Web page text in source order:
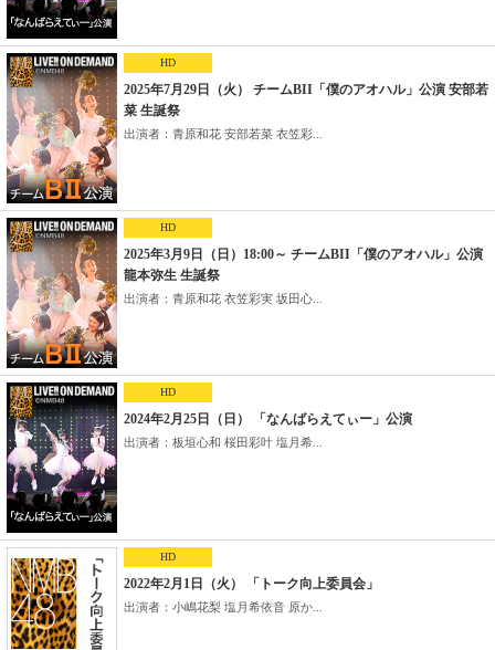
HD
2025年7月29日（火） チームBII「僕のアオハル」公演 安部若
菜 生誕祭
出演者：青原和花 安部若菜 衣笠彩...
HD
2025年3月9日（日）18:00～ チームBII「僕のアオハル」公演
龍本弥生 生誕祭
出演者：青原和花 衣笠彩実 坂田心...
HD
2024年2月25日（日） 「なんばらえてぃー」公演
出演者：板垣心和 桜田彩叶 塩月希...
HD
2022年2月1日（火） 「トーク向上委員会」
出演者：小嶋花梨 塩月希依音 原か...